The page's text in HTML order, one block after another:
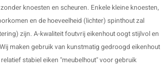
knoesten en scheuren. Enkele kleine knoesten,
en de hoeveelheid (lichter) spinthout zal
zijn. A-kwaliteit foutvrij eikenhout oogt stijlvol en
maken gebruik van kunstmatig gedroogd eikenhout
stabiel eiken "meubelhout" voor gebruik